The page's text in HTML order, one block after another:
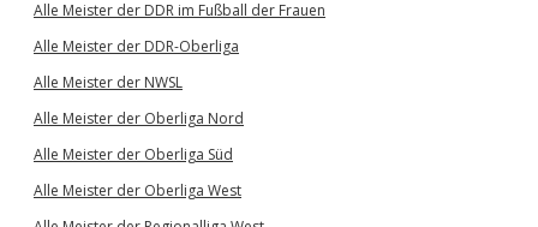
Alle Meister der DDR im Fußball der Frauen
Alle Meister der DDR-Oberliga
Alle Meister der NWSL
Alle Meister der Oberliga Nord
Alle Meister der Oberliga Süd
Alle Meister der Oberliga West